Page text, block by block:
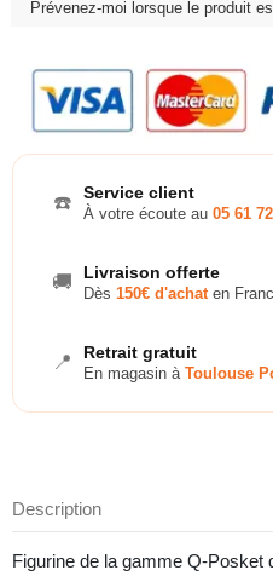
☎️ Service client
À votre écoute au 05 61
🚚 Livraison offerte
Dès 150€ d'achaten
📍 Retrait gratuit
En magasin à Toulouse
Description
Figurine de la gamme Q-Posket